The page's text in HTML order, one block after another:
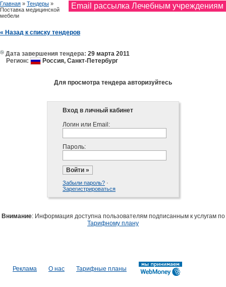
Email рассылка Лечебным учреждениям
Главная » Тендеры »
Поставка медицинской
мебели
« Назад к списку тендеров
Дата завершения тендера: 29 марта 2011
Регион:
Россия, Санкт-Петербург
Для просмотра тендера авторизуйтесь
Вход в личный кабинет
Логин или Email:
Пароль:
Забыли пароль? ·
Зарегистрироваться
Внимание: Информация доступна пользователям подписанным к услугам по
Тарифному плану
Реклама О нас Тарифные планы